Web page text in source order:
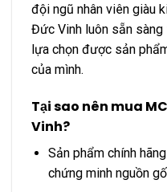
đội ngũ nhân viên giàu
Đức Vinh luôn sẵn
lựa chọn được sản
của mình.
Tại sao nên mua
Vinh?
Sản phẩm chính
chứng minh nguồn